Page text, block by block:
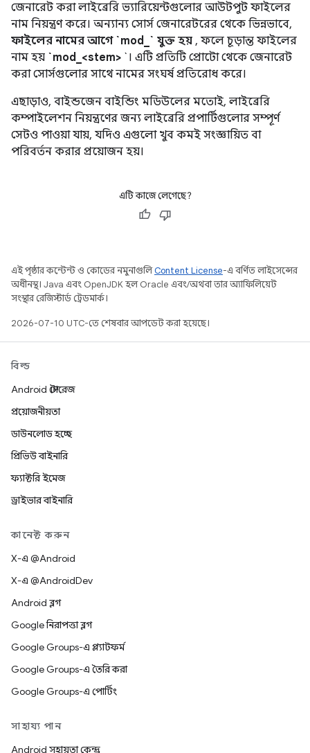
জেনারেট করা লাইব্রেরি ভ্যারিয়েন্টগুলোর আউটপুট ফাইলের
নাম নিয়ন্ত্রণ করে। অন্যান্য সোর্স জেনারেটরের থেকে ভিন্নভাবে,
ফাইলের নামের আগে `mod_` যুক্ত হয় , ফলে চূড়ান্ত ফাইলের
নাম হয় `mod_<stem> `। এটি প্রতিটি প্রোটো থেকে জেনারেট
করা সোর্সগুলোর সাথে নামের সংঘর্ষ প্রতিরোধ করে।
এছাড়াও, বাইন্ডজেন বাইন্ডিং মডিউলের মতোই, লাইব্রেরি
কম্পাইলেশন নিয়ন্ত্রণের জন্য লাইব্রেরি প্রপার্টিগুলোর সম্পূর্ণ
সেটও পাওয়া যায়, যদিও এগুলো খুব কমই সংজ্ঞায়িত বা
পরিবর্তন করার প্রয়োজন হয়।
এটি কাজে লেগেছে?
এই পৃষ্ঠার কন্টেন্ট ও কোডের নমুনাগুলিContent License-এ বর্ণিত লাইসেন্সের
অধীনস্থ। Java এবং OpenJDK হল Oracle এবং/অথবা তার অ্যাফিলিয়েট
সংস্থার রেজিস্টার্ড ট্রেডমার্ক।
2026-07-10 UTC-তে শেষবার আপডেট করা হয়েছে।
বিল্ড
Android স্টোরেজ
প্রয়োজনীয়তা
ডাউনলোড হচ্ছে
প্রিভিউ বাইনারি
ফ্যাক্টরি ইমেজ
ড্রাইভার বাইনারি
কানেক্ট করুন
X-এ @Android
X-এ @AndroidDev
Android ব্লগ
Google নিরাপত্তা ব্লগ
Google Groups-এ প্ল্যাটফর্ম
Google Groups-এ তৈরি করা
Google Groups-এ পোর্টিং
সাহায্য পান
Android সহায়তা কেন্দ্র